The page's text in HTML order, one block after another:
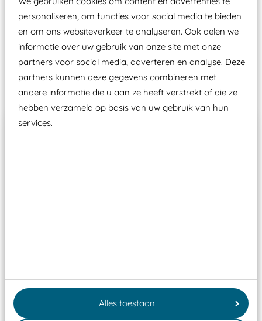
personaliseren, om functies voor social media te bieden
en om ons websiteverkeer te analyseren. Ook delen we
informatie over uw gebruik van onze site met onze
partners voor social media, adverteren en analyse. Deze
partners kunnen deze gegevens combineren met
andere informatie die u aan ze heeft verstrekt of die ze
hebben verzameld op basis van uw gebruik van hun
services.
Alles toestaan
Wij ook speeltoestellen kunnen laten keuren zodat
ze toch binnen het Warenwetbesluit Attractie- en
Speeltoestellen vallen?
Past er goed bij